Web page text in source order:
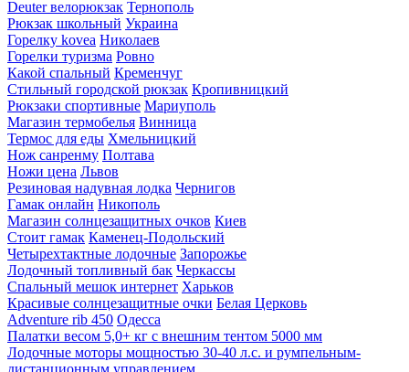
Deuter велорюкзак Тернополь
Рюкзак школьный Украина
Горелку kovea Николаев
Горелки туризма Ровно
Какой спальный Кременчуг
Стильный городской рюкзак Кропивницкий
Рюкзаки спортивные Мариуполь
Магазин термобелья Винница
Термос для еды Хмельницкий
Нож санренму Полтава
Ножи цена Львов
Резиновая надувная лодка Чернигов
Гамак онлайн Никополь
Магазин солнцезащитных очков Киев
Стоит гамак Каменец-Подольский
Четырехтактные лодочные Запорожье
Лодочный топливный бак Черкассы
Спальный мешок интернет Харьков
Красивые солнцезащитные очки Белая Церковь
Adventure rib 450 Одесса
Палатки весом 5,0+ кг с внешним тентом 5000 мм
Лодочные моторы мощностью 30-40 л.с. и румпельным-
дистанционным управлением